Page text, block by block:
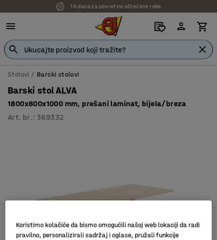
14 dana za povrat ne oštećene robe
Stolovi Barski stolovi
Barski stol ALVA
1800x800x1000 mm, prešani laminat, bijela/breza
Art. br. : 369332
Koristimo kolačiće da bismo omogućili našoj web lokaciji da radi
pravilno, personalizirali sadržaj i oglase, pružali funkcije